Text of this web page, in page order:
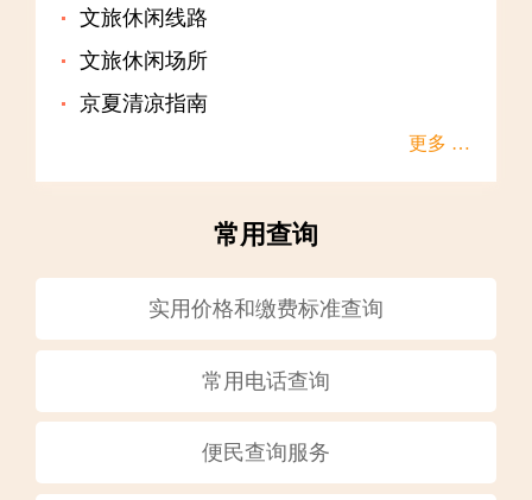
文旅休闲线路
文旅休闲场所
京夏清凉指南
更多 …
常用查询
实用价格和缴费标准查询
常用电话查询
便民查询服务